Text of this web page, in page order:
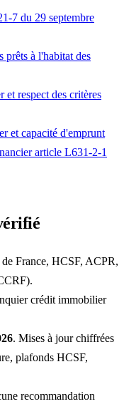
7 du 29 septembre
prêts à l'habitat des
respect des critères
et capacité d'emprunt
article L631-2-1
France, HCSF, ACPR,
crédit immobilier
. Mises à jour chiffrées
plafonds HCSF,
recommandation